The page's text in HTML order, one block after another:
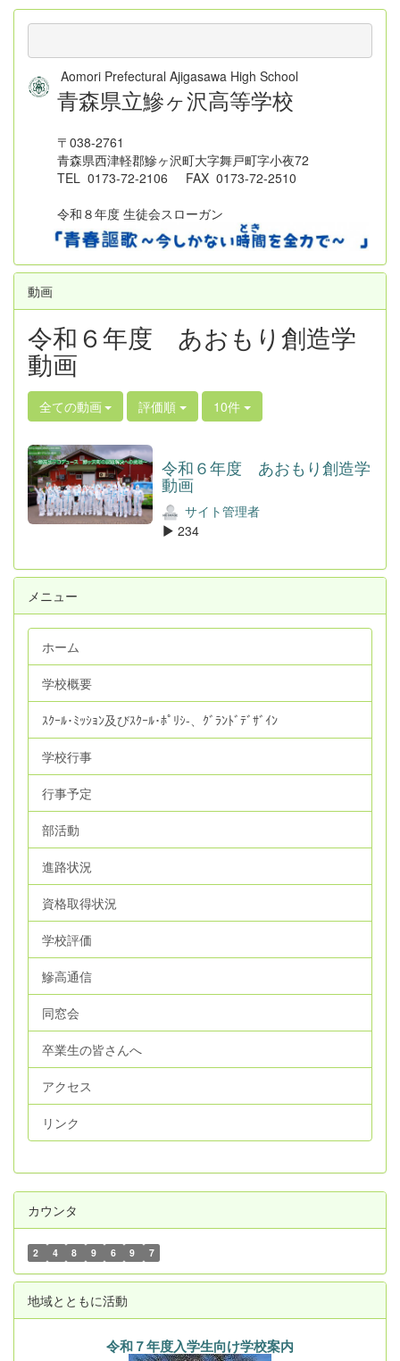
Aomori Prefectural Ajigasawa High School
青森県立鰺ヶ沢高等学校
〒038-2761
青森県西津軽郡鰺ヶ沢町大字舞戸町字小夜72
TEL 0173-72-2106 FAX 0173-72-2510
令和８年度 生徒会スローガン
動画
令和６年度 あおもり創造学
動画
全ての動画 評価順 10件
令和６年度 あおもり創造学
動画
サイト管理者
234
メニュー
ホーム
学校概要
ｽｸｰﾙ･ﾐｯｼｮﾝ及びｽｸｰﾙ･ﾎﾟﾘｼ‐、ｸﾞﾗﾝﾄﾞﾃﾞｻﾞｲﾝ
学校行事
行事予定
部活動
進路状況
資格取得状況
学校評価
鰺高通信
同窓会
卒業生の皆さんへ
アクセス
リンク
カウンタ
2 4 8 9 6 9 7
地域とともに活動
令和７年度入学生向け学校案内